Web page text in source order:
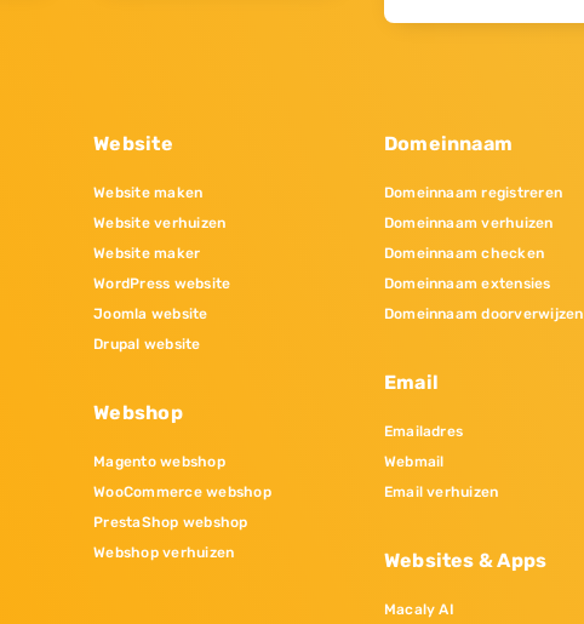
Website
Website maken
Website verhuizen
Website maker
WordPress website
Joomla website
Drupal website
Webshop
Magento webshop
WooCommerce webshop
PrestaShop webshop
Webshop verhuizen
Domeinnaam
Domeinnaam registreren
Domeinnaam verhuizen
Domeinnaam checken
Domeinnaam extensies
Domeinnaam doorverwijzen
Email
Emailadres
Webmail
Email verhuizen
Websites & Apps
Macaly AI